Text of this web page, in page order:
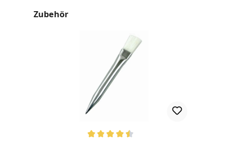
Produktgalerie überspringen
Zubehör